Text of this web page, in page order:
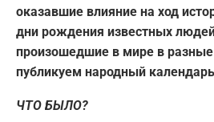
оказавшие влияние на ход
дни рождения известных
произошедшие в мире в разные
публикуем народный
ЧТО БЫЛО?